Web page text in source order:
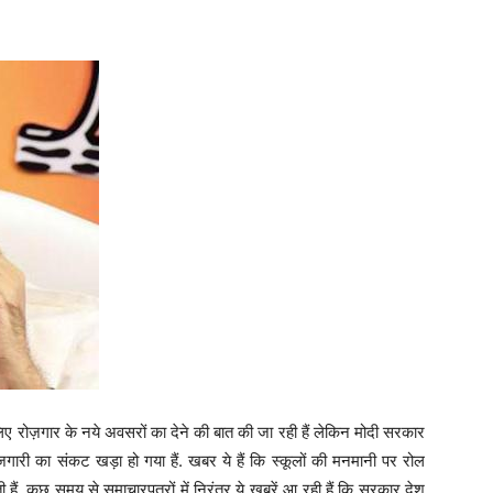
के नये अवसरों का देने की बात की जा रही हैं लेकिन मोदी सरकार
का संकट खड़ा हो गया हैं. खबर ये हैं कि स्कूलों की मनमानी पर रोल